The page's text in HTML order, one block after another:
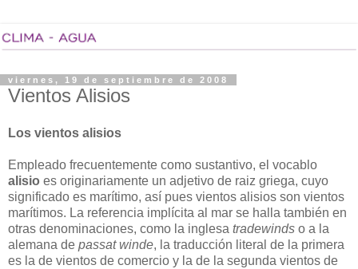
viernes, 19 de septiembre de 2008
Vientos Alisios
Los vientos alisios
Empleado frecuentemente como sustantivo, el vocablo
alisio es originariamente un adjetivo de raiz griega, cuyo
significado es marítimo, así pues vientos alisios son vientos
marítimos. La referencia implícita al mar se halla también en
otras denominaciones, como la inglesa tradewinds o a la
alemana de passat winde, la traducción literal de la primera
es la de vientos de comercio y la de la segunda vientos de